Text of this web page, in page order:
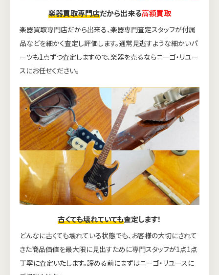
楽器買取専門店だから出来る高額買取
楽器買取専門店だから出来る、楽器専門査定スタッフが付属
品などを細かく査定し評価します。通常見逃すような細かいパ
ーツも1点ずつ査定しますので、楽器を売るならニーゴ・リユー
スにお任せください。
古くても壊れていても査定します！
どんなに古くても壊れている状態でも、お客様の大切にされて
きた商品価値を最大限に見出すために専門スタッフが1点1点
丁寧に査定いたします。諦める前にまずはニーゴ・リユースに